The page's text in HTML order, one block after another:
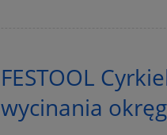
FESTOOL
wycinania